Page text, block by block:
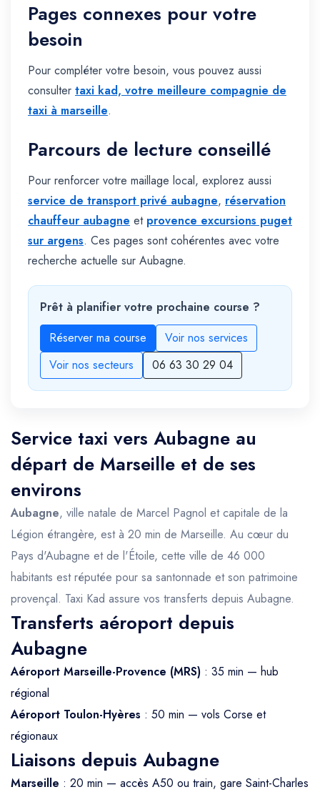
Pages connexes pour votre
besoin
Pour compléter votre besoin, vous pouvez aussi
consulter taxi kad, votre meilleure compagnie de
taxi à marseille.
Parcours de lecture conseillé
Pour renforcer votre maillage local, explorez aussi
service de transport privé aubagne, réservation
chauffeur aubagne et provence excursions puget
sur argens. Ces pages sont cohérentes avec votre
recherche actuelle sur Aubagne.
Prêt à planifier votre prochaine course ?
Réserver ma course
Voir nos services
Voir nos secteurs
06 63 30 29 04
Service taxi vers Aubagne au
départ de Marseille et de ses
environs
Aubagne, ville natale de Marcel Pagnol et capitale de la
Légion étrangère, est à 20 min de Marseille. Au cœur du
Pays d'Aubagne et de l'Étoile, cette ville de 46 000
habitants est réputée pour sa santonnade et son patrimoine
provençal. Taxi Kad assure vos transferts depuis Aubagne.
Transferts aéroport depuis
Aubagne
Aéroport Marseille-Provence (MRS) : 35 min — hub
régional
Aéroport Toulon-Hyères : 50 min — vols Corse et
régionaux
Liaisons depuis Aubagne
Marseille : 20 min — accès A50 ou train, gare Saint-Charles